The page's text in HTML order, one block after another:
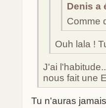
Denis a
Comme
Ouh lala !
J'ai
nous fait une
Tu n'auras